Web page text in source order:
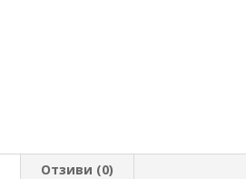
Отзиви (0)